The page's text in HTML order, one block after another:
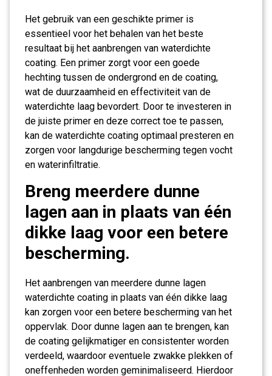
Het gebruik van een geschikte primer is
essentieel voor het behalen van het beste
resultaat bij het aanbrengen van waterdichte
coating. Een primer zorgt voor een goede
hechting tussen de ondergrond en de coating,
wat de duurzaamheid en effectiviteit van de
waterdichte laag bevordert. Door te investeren in
de juiste primer en deze correct toe te passen,
kan de waterdichte coating optimaal presteren en
zorgen voor langdurige bescherming tegen vocht
en waterinfiltratie.
Breng meerdere dunne
lagen aan in plaats van één
dikke laag voor een betere
bescherming.
Het aanbrengen van meerdere dunne lagen
waterdichte coating in plaats van één dikke laag
kan zorgen voor een betere bescherming van het
oppervlak. Door dunne lagen aan te brengen, kan
de coating gelijkmatiger en consistenter worden
verdeeld, waardoor eventuele zwakke plekken of
oneffenheden worden geminimaliseerd. Hierdoor